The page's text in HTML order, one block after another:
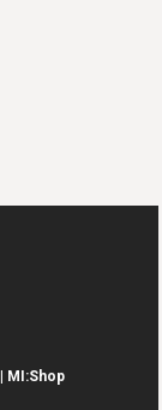
MI:Shop